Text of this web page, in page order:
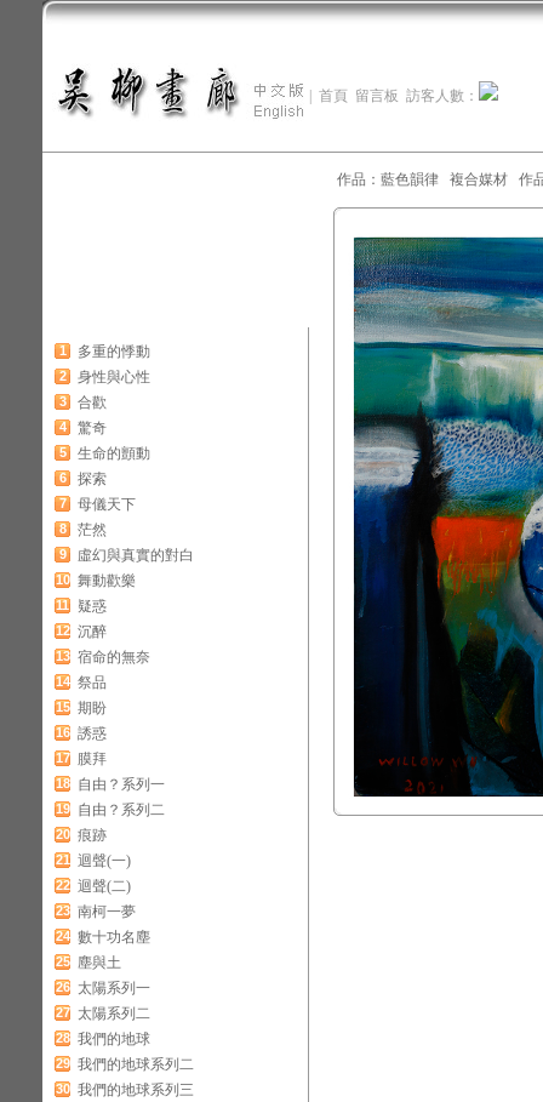
首頁 留言板 訪客人數：
1 多重的悸動
2 身性與心性
3 合歡
4 驚奇
5 生命的顫動
6 探索
7 母儀天下
8 茫然
9 虛幻與真實的對白
10 舞動歡樂
11 疑惑
12 沉醉
13 宿命的無奈
14 祭品
15 期盼
16 誘惑
17 膜拜
18 自由？系列一
19 自由？系列二
20 痕跡
21 迴聲(一)
22 迴聲(二)
23 南柯一夢
24 數十功名塵
25 塵與土
26 太陽系列一
27 太陽系列二
28 我們的地球
29 我們的地球系列二
30 我們的地球系列三
作品：藍色韻律 複合媒材 作